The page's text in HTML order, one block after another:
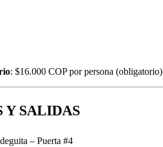
: $16.000 COP por persona (obligatorio)
Y SALIDAS
– Puerta #4